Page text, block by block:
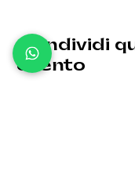
Condividi
evento